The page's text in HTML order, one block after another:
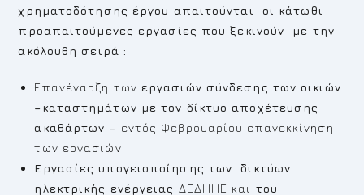
χρηματοδότησης έργου απαιτούνται οι κάτωθι
προαπαιτούμενες εργασίες που ξεκινούν με την
ακόλουθη σειρά :
Επανέναρξη των εργασιών σύνδεσης των οικιών
–καταστημάτων με τον δίκτυο αποχέτευσης
ακαθάρτων – εντός Φεβρουαρίου επανεκκίνηση
των εργασιών
Εργασίες υπογειοποίησης των δικτύων
ηλεκτρικής ενέργειας ΔΕΔΗΗΕ και του